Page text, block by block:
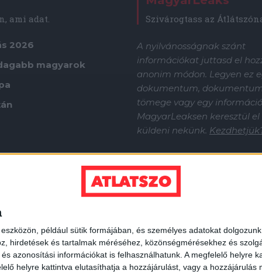
például sütik formájában, és személyes adatokat
hirdetések és tartalmak méréséhez, közönségmérésekhez és
azonosítási információkat is felhasználhatunk. A megfelelő helyre
helyre kattintva elutasíthatja a hozzájárulást, vagy a
ami adat.
2026
magyarok
Szivárogtass az
A nyilvánosságnak szánt
információkat juttasd el
anonim módon. Legyen ez
dokumentum,
tömege vagy egy
MagyarLeaksen keresztül
küldeni nekünk.